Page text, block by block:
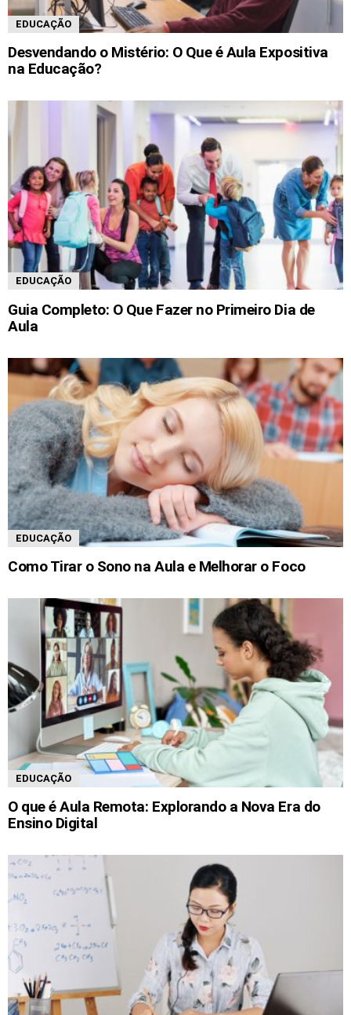
EDUCAÇÃO
Desvendando o Mistério: O Que é Aula Expositiva
na Educação?
EDUCAÇÃO
Guia Completo: O Que Fazer no Primeiro Dia de
Aula
EDUCAÇÃO
Como Tirar o Sono na Aula e Melhorar o Foco
EDUCAÇÃO
O que é Aula Remota: Explorando a Nova Era do
Ensino Digital